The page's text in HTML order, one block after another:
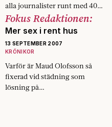
alla journalister runt med 400
000 i plastkassar och hyr
torpeder? Fokus synar
Fokus Redaktionen:
Mer sex i rent hus
13 SEPTEMBER 2007
KRÖNIKOR
Varför är Maud Olofsson så
fixerad vid städning som
lösning på